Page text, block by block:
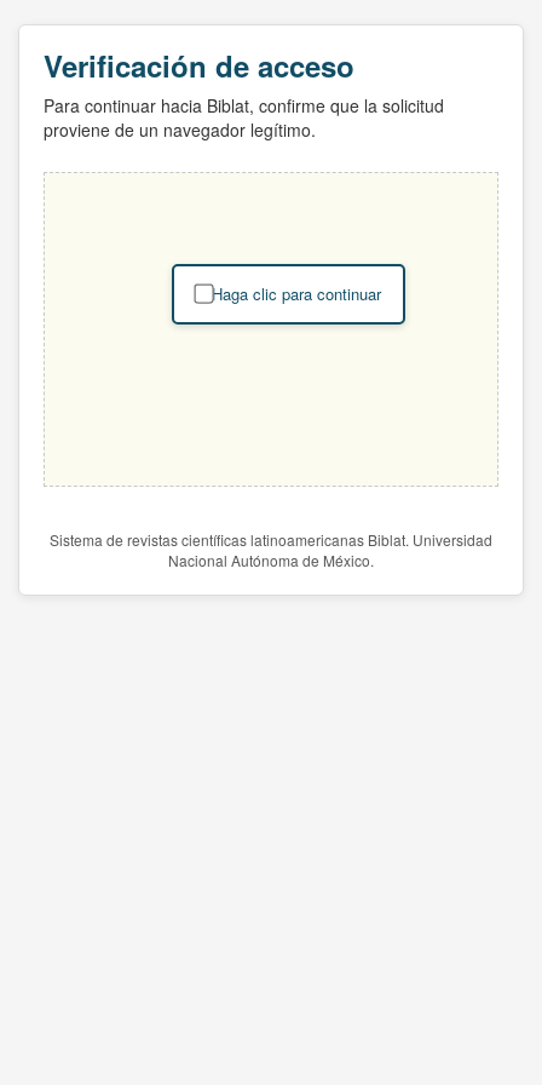
Verificación de acceso
Para continuar hacia Biblat, confirme que la solicitud
proviene de un navegador legítimo.
Haga clic para continuar
Sistema de revistas científicas latinoamericanas Biblat. Universidad
Nacional Autónoma de México.